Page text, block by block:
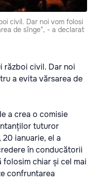
civil. Dar noi vom folosi
de sînge", - a declarat
război civil. Dar noi
a evita vărsarea de
a crea o comisie
tuturor
ianuarie, el a
în conducătorii
chiar și cel mai
confruntarea